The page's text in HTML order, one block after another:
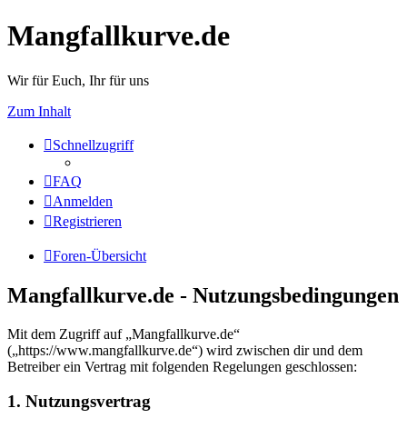
Mangfallkurve.de
Wir für Euch, Ihr für uns
Zum Inhalt
Schnellzugriff
FAQ
Anmelden
Registrieren
Foren-Übersicht
Mangfallkurve.de - Nutzungsbedingungen
Mit dem Zugriff auf „Mangfallkurve.de“
(„https://www.mangfallkurve.de“) wird zwischen dir und dem
Betreiber ein Vertrag mit folgenden Regelungen geschlossen:
1. Nutzungsvertrag